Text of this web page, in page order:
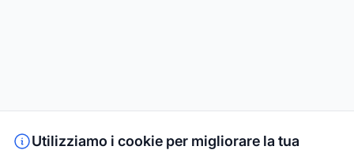
Utilizziamo i cookie per migliorare la tua